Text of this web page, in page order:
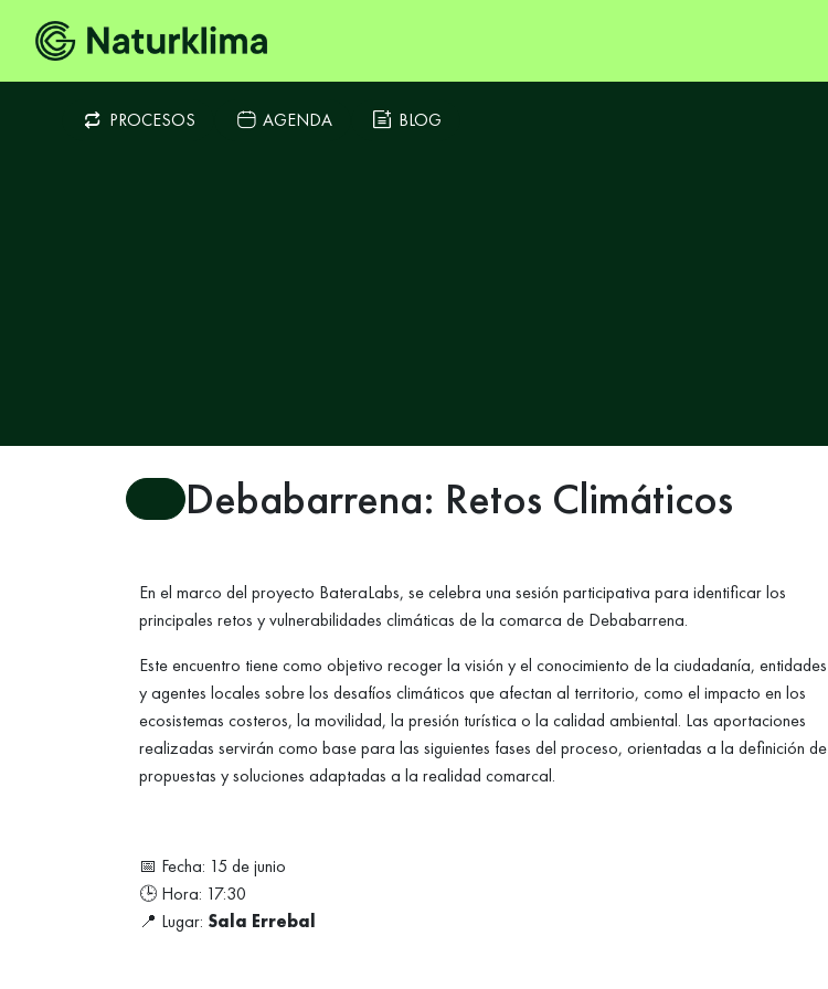
PROCESOS AGENDA BLOG
Debabarrena: Retos Climáticos
En el marco del proyecto BateraLabs, se celebra una sesión participativa para identificar los
principales retos y vulnerabilidades climáticas de la comarca de Debabarrena.
Este encuentro tiene como objetivo recoger la visión y el conocimiento de la ciudadanía, entidades
y agentes locales sobre los desafíos climáticos que afectan al territorio, como el impacto en los
ecosistemas costeros, la movilidad, la presión turística o la calidad ambiental. Las aportaciones
realizadas servirán como base para las siguientes fases del proceso, orientadas a la definición de
propuestas y soluciones adaptadas a la realidad comarcal.
📅 Fecha: 15 de junio
🕒 Hora: 17:30
📍 Lugar: Sala Errebal